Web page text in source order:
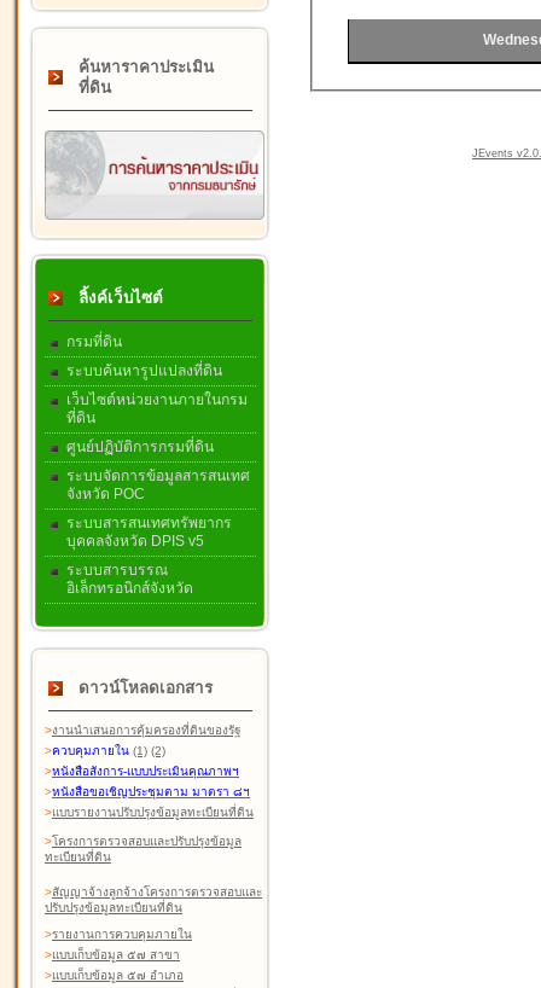
ค้นหาราคาประเมิน
ที่ดิน
ลิ้งค์เว็บไซต์
กรมที่ดิน
ระบบค้นหารูปแปลงที่ดิน
เว็บไซต์หน่วยงานภายในกรม
ที่ดิน
ศูนย์ปฏิบัติการกรมที่ดิน
ระบบจัดการข้อมูลสารสนเทศ
จังหวัด POC
ระบบสารสนเทศทรัพยากร
บุคคลจังหวัด DPIS v5
ระบบสารบรรณ
อิเล็กทรอนิกส์จังหวัด
ดาวน์โหลดเอกสาร
>งานนำเสนอการคุ้มครองที่ดินของรัฐ
>ควบคุมภายใน (1) (2)
>หนังสือสังการ-แบบประเมินคุณภาพฯ
>หนังสือขอเชิญประชุมตาม มาตรา ๘ฯ
>แบบรายงานปรับปรุงข้อมูลทะเบียนที่ดิน
>โครงการตรวจสอบและปรับปรุงข้อมูล
ทะเบียนที่ดิน
>สัญญาจ้างลูกจ้างโครงการตรวจสอบและ
ปรับปรุงข้อมูลทะเบียนที่ดิน
>รายงานการควบคุมภายใน
>แบบเก็บข้อมูล ๕๗ สาขา
>แบบเก็บข้อมูล ๕๗ อำเภอ
JEvents